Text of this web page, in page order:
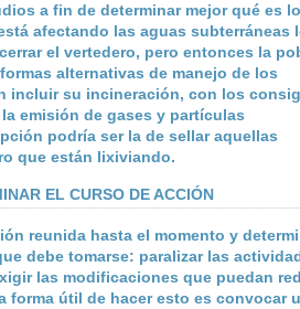
a fin de determinar mejor qué es
afectando las aguas subterráneas
el vertedero, pero entonces la
alternativas de manejo de los
incluir su incineración, con los
emisión de gases y partículas
podría ser la de sellar aquellas
que están lixiviando.
EL CURSO DE ACCIÓN
reunida hasta el momento y
debe tomarse: paralizar las
las modificaciones que puedan
forma útil de hacer esto es convocar